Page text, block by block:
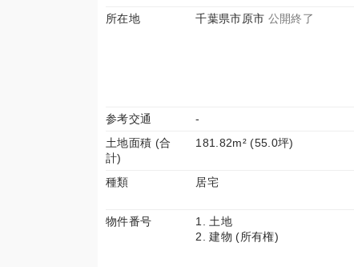
所在地 千葉県市原市 公開終了
参考交通
-
土地面積 (合
計)
181.82m² (55.0坪)
種類 居宅
物件番号
1. 土地
2. 建物 (所有権)